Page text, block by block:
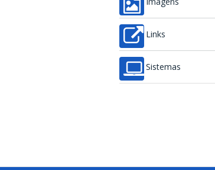
Imagens
Links
Sistemas